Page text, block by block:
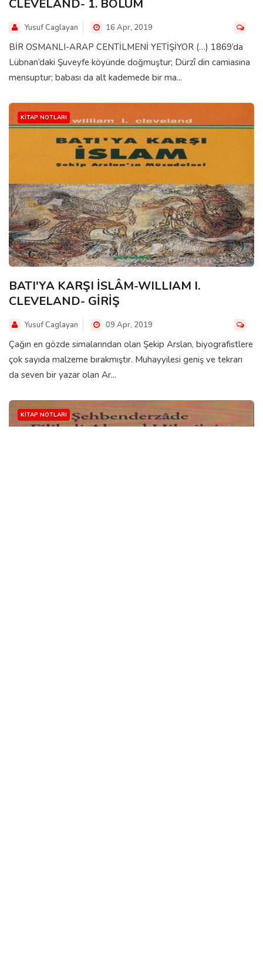
CLEVELAND- 1. BÖLÜM
Yusuf Caglayan 16 Apr, 2019
BİR OSMANLI-ARAP CENTİLMENİ YETİŞİYOR (…) 1869’da
Lübnan’daki Şuveyfe köyünde doğmuştur; Dürzî din camiasına
mensuptur; babası da alt kademede bir ma...
KITAP NOTLARI
BATI'YA KARŞI İSLÂM-WILLIAM I.
CLEVELAND- GİRİŞ
Yusuf Caglayan 09 Apr, 2019
Çağın en gözde simalarından olan Şekip Arslan, biyografistlere
çok sayıda malzeme bırakmıştır. Muhayyilesi geniş ve tekrarı
da seven bir yazar olan Ar...
KITAP NOTLARI